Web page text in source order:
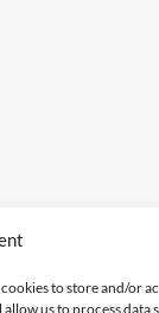
to store and/or
us to process data